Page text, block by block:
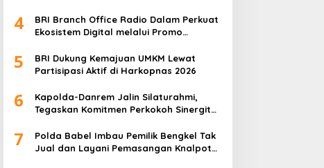
Awak Media
4
BRI Branch Office Radio Dalam Perkuat
Ekosistem Digital melalui Promo
5
BRI Dukung Kemajuan UMKM Lewat
Partisipasi Aktif di Harkopnas 2026
6
Kapolda-Danrem Jalin Silaturahmi,
Tegaskan Komitmen Perkokoh Sinergitas
7
Polda Babel Imbau Pemilik Bengkel Tak
Jual dan Layani Pemasangan Knalpot